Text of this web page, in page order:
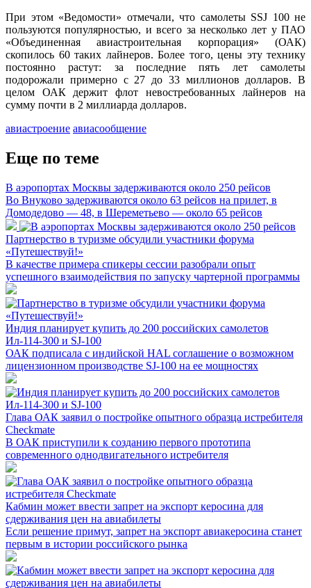
При этом «Ведомости» отмечали, что самолеты SSJ 100 не
пользуются популярностью, и всего за несколько лет у ПАО
«Объединенная авиастроительная корпорация» (ОАК)
скопилось 60 таких лайнеров. Более того, цены эту технику
постоянно растут: за последние пять лет самолеты
подорожали примерно с 27 до 33 миллионов долларов. В
целом ОАК держит флот невостребованных лайнеров на
сумму почти в 2 миллиарда долларов.
авиастроение авиасообщение
Еще по теме
В аэропортах Москвы задерживаются около 250 рейсов
Во Внуково задерживаются около 63 рейсов на прилет, в
Домодедово — 48, в Шереметьево — около 65 рейсов
Партнерство в туризме обсудили участники форума
«Путешествуй!»
В качестве примера спикеры сессии разобрали опыт
успешного взаимодействия по запуску чартерной программы
Индия планирует купить до 200 российских самолетов
Ил-114-300 и SJ-100
ОАК подписала с индийской HAL соглашение о возможном
лицензионном производстве SJ-100 на ее мощностях
Глава ОАК заявил о постройке опытного образца истребителя
Checkmate
В ОАК приступили к созданию первого прототипа
современного однодвигательного истребителя
Кабмин может ввести запрет на экспорт керосина для
сдерживания цен на авиабилеты
Если решение примут, запрет на экспорт авиакеросина станет
первым в истории российского рынка